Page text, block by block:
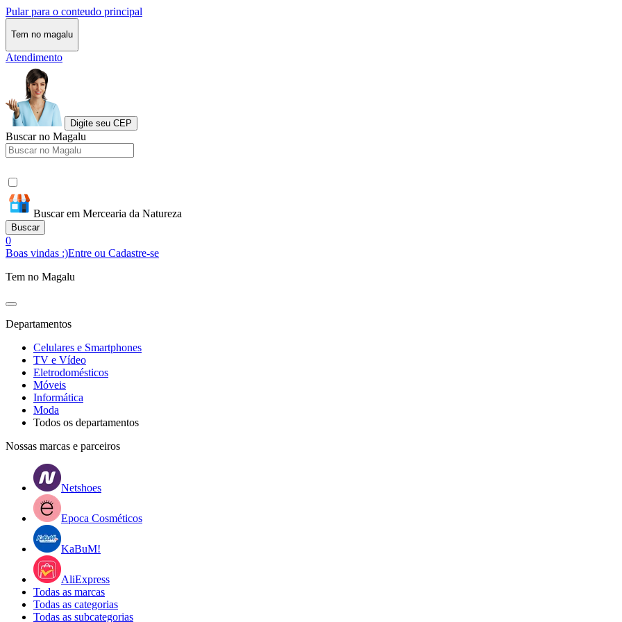
Pular para o conteudo principal
Tem no magalu
Atendimento
Digite seu CEP
Buscar no Magalu
Buscar em Mercearia da Natureza
Buscar
0
Boas vindas :)Entre ou Cadastre-se
Tem no Magalu
Departamentos
Celulares e Smartphones
TV e Vídeo
Eletrodomésticos
Móveis
Informática
Moda
Todos os departamentos
Nossas marcas e parceiros
Netshoes
Epoca Cosméticos
KaBuM!
AliExpress
Todas as marcas
Todas as categorias
Todas as subcategorias